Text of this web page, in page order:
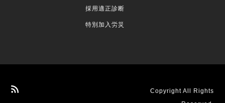
採用適正診断
特別加入労災
Copyright All Rights